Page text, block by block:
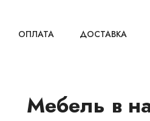
ОПЛАТА ДОСТАВКА
Мебель в